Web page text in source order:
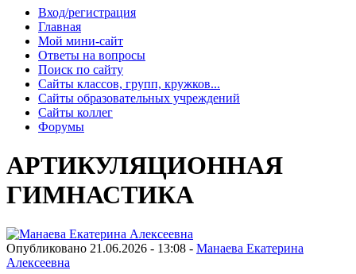
Вход/регистрация
Главная
Мой мини-сайт
Ответы на вопросы
Поиск по сайту
Сайты классов, групп, кружков...
Сайты образовательных учреждений
Сайты коллег
Форумы
АРТИКУЛЯЦИОННАЯ
ГИМНАСТИКА
Опубликовано 21.06.2026 - 13:08 - Манаева Екатерина
Алексеевна